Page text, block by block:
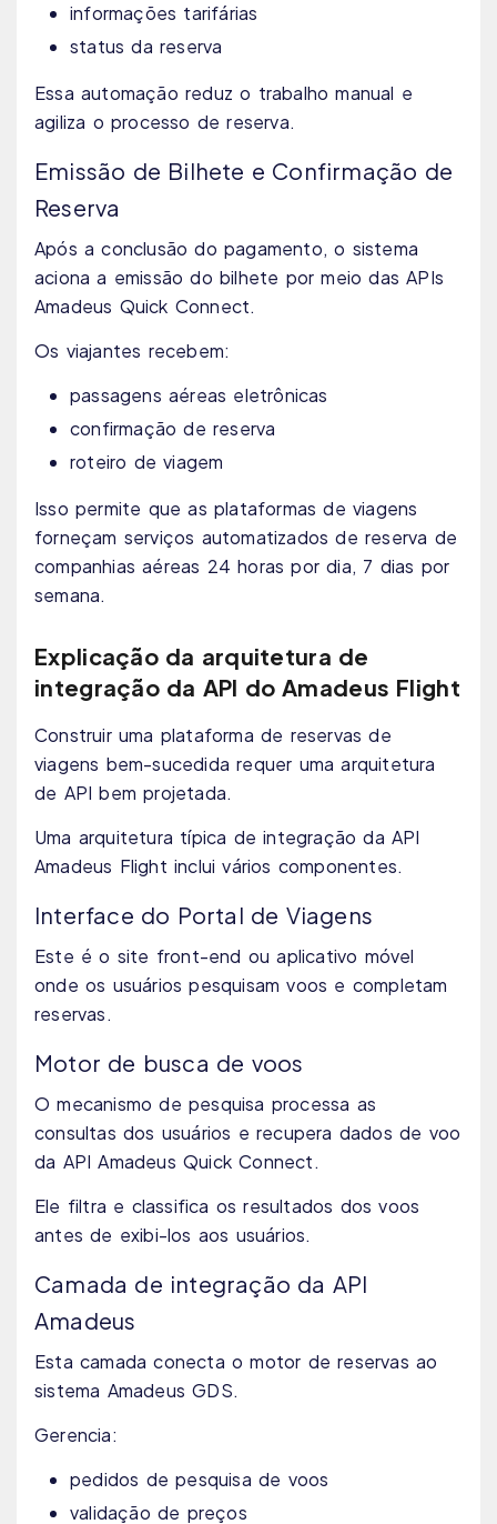
informações tarifárias
status da reserva
Essa automação reduz o trabalho manual e
agiliza o processo de reserva.
Emissão de Bilhete e Confirmação de
Reserva
Após a conclusão do pagamento, o sistema
aciona a emissão do bilhete por meio das APIs
Amadeus Quick Connect.
Os viajantes recebem:
passagens aéreas eletrônicas
confirmação de reserva
roteiro de viagem
Isso permite que as plataformas de viagens
forneçam serviços automatizados de reserva de
companhias aéreas 24 horas por dia, 7 dias por
semana.
Explicação da arquitetura de
integração da API do Amadeus Flight
Construir uma plataforma de reservas de
viagens bem-sucedida requer uma arquitetura
de API bem projetada.
Uma arquitetura típica de integração da API
Amadeus Flight inclui vários componentes.
Interface do Portal de Viagens
Este é o site front-end ou aplicativo móvel
onde os usuários pesquisam voos e completam
reservas.
Motor de busca de voos
O mecanismo de pesquisa processa as
consultas dos usuários e recupera dados de voo
da API Amadeus Quick Connect.
Ele filtra e classifica os resultados dos voos
antes de exibi-los aos usuários.
Camada de integração da API
Amadeus
Esta camada conecta o motor de reservas ao
sistema Amadeus GDS.
Gerencia:
pedidos de pesquisa de voos
validação de preços